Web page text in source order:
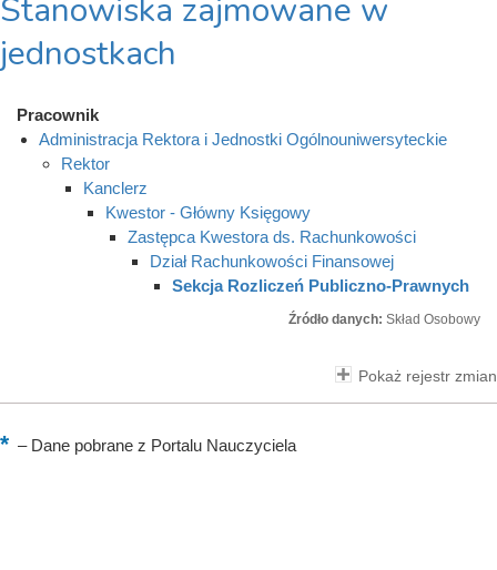
Stanowiska zajmowane w
jednostkach
Pracownik
Administracja Rektora i Jednostki Ogólnouniwersyteckie
Rektor
Kanclerz
Kwestor - Główny Księgowy
Zastępca Kwestora ds. Rachunkowości
Dział Rachunkowości Finansowej
Sekcja Rozliczeń Publiczno-Prawnych
Źródło danych: Skład Osobowy
Pokaż rejestr zmian
–Dane pobrane z Portalu Nauczyciela